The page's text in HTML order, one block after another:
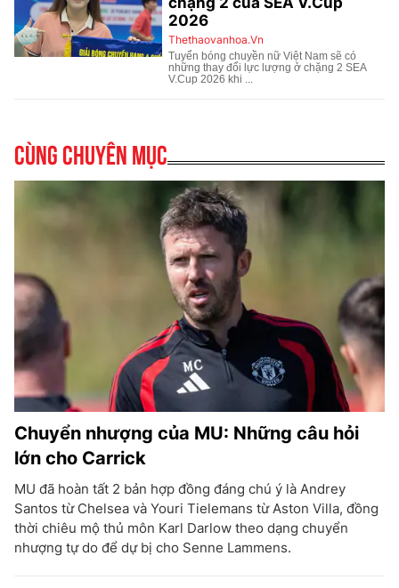
Cùng chuyên mục
Chuyển nhượng của MU: Những câu hỏi
lớn cho Carrick
MU đã hoàn tất 2 bản hợp đồng đáng chú ý là Andrey
Santos từ Chelsea và Youri Tielemans từ Aston Villa, đồng
thời chiêu mộ thủ môn Karl Darlow theo dạng chuyển
nhượng tự do để dự bị cho Senne Lammens.